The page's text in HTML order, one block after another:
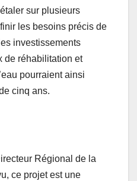
sur plusieurs
les besoins précis de
investissements
de réhabilitation et
pourraient ainsi
cinq ans.
Régional de la
ce projet est une